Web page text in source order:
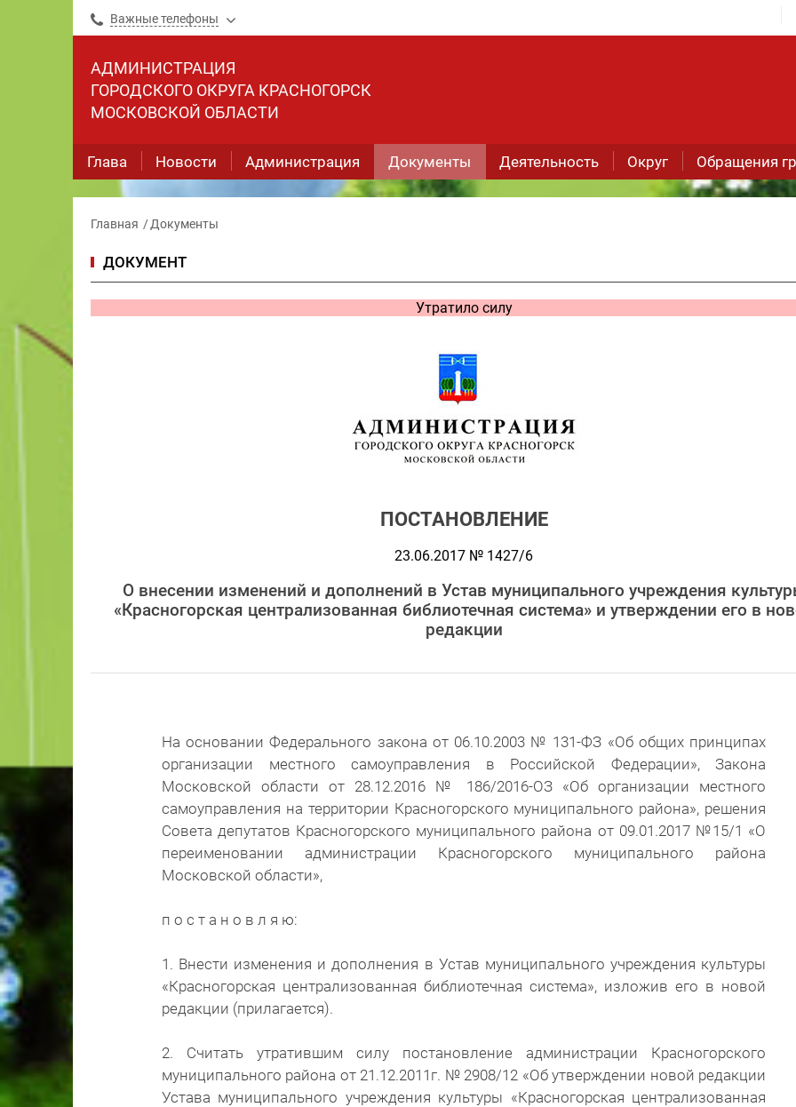
Важные телефоны
АДМИНИСТРАЦИЯ
ГОРОДСКОГО ОКРУГА КРАСНОГОРСК
МОСКОВСКОЙ ОБЛАСТИ
Глава Новости Администрация Документы Деятельность Округ Обращения
Главная Документы
ДОКУМЕНТ
Утратило силу
ПОСТАНОВЛЕНИЕ
23.06.2017 № 1427/6
О внесении изменений и дополнений в Устав муниципального учреждения
«Красногорская централизованная библиотечная система» и утверждении его в
редакции
На основании Федерального закона от 06.10.2003 № 131-ФЗ «Об общих принципах
организации местного самоуправления в Российской Федерации», Закона
Московской области от 28.12.2016 № 186/2016-ОЗ «Об организации местного
самоуправления на территории Красногорского муниципального района», решения
Совета депутатов Красногорского муниципального района от 09.01.2017 №15/1 «О
переименовании администрации Красногорского муниципального района
Московской области»,
п о с т а н о в л я ю:
1. Внести изменения и дополнения в Устав муниципального учреждения культуры
«Красногорская централизованная библиотечная система», изложив его в новой
редакции (прилагается).
2. Считать утратившим силу постановление администрации Красногорского
муниципального района от 21.12.2011г. № 2908/12 «Об утверждении новой редакции
Устава муниципального учреждения культуры «Красногорская централизованная